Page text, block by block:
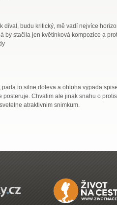
díval, budu kritický, mě vadí nejvíce
by stačila jen květinková kompozice a
to silne doleva a obloha vypada
posteruje. Chvalim ale jinak snahu o
atraktivnim snimkum.